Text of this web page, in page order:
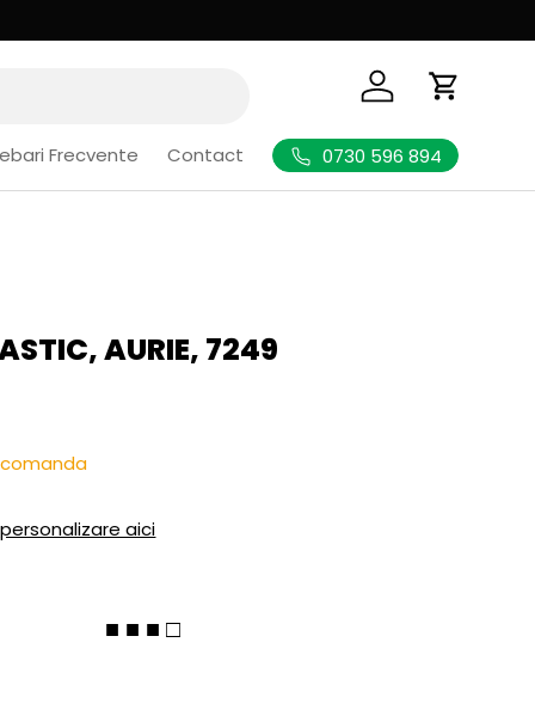
Logheaza-te
Cos de
Frecvente Contact 0730 596 894
AURIE, 7249
aici
■ ■ ■ □